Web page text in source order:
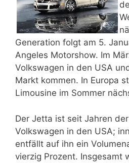
Generation folgt am 5.
Angeles Motorshow. Im
Volkswagen in den USA
Markt kommen. In Europa
Limousine im Sommer
Der Jetta ist seit Jahren
Volkswagen in den USA;
entfällt auf ihn ein
vierzig Prozent. Insgesamt